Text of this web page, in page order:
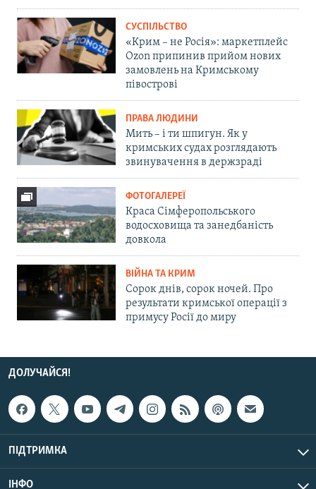
СУСПІЛЬСТВО
«Крим – не Росія»: маркетплейс
Ozon припинив прийом нових
замовлень на Кримському
півострові
ПРАВА ЛЮДИНИ
Мить – і ти шпигун. Як у
кримських судах розглядають
звинувачення в держзраді
ФОТОГАЛЕРЕЇ
Краса Сімферопольського
водосховища та занедбаність
довкола
ВІЙНА ТА КРИМ
Сорок днів, сорок ночей. Про
результати кримської операції з
примусу Росії до миру
ДОЛУЧАЙСЯ!
ПІДТРИМКА
ІНФО